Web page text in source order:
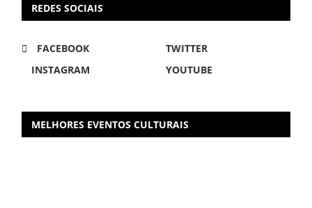
REDES SOCIAIS
FACEBOOK
TWITTER
INSTAGRAM
YOUTUBE
MELHORES EVENTOS CULTURAIS